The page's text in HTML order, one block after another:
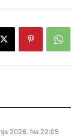
2026. Na 22:05